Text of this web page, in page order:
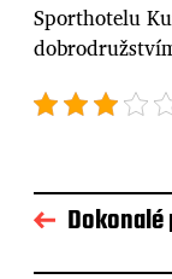
Sporthotelu